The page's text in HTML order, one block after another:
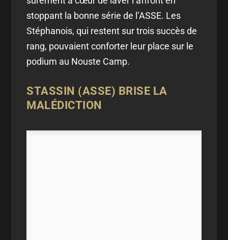
stoppant la bonne série de l’ASSE. Les
Stéphanois, qui restent sur trois succès de
rang, pouvaient conforter leur place sur le
podium au Nouste Camp.
STASSIN (ASSE) BRISE LA
MALÉDICTION